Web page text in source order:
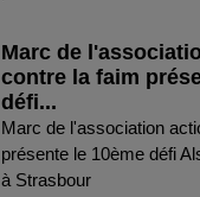
Marc de
contre la faim
défi...
Marc de l'association
présente le 10ème défi
à Strasbour